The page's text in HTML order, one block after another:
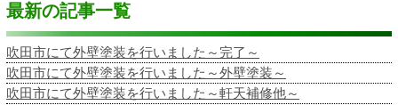
最新の記事一覧
吹田市にて外壁塗装を行いました～完了～
吹田市にて外壁塗装を行いました～外壁塗装～
吹田市にて外壁塗装を行いました～軒天補修他～